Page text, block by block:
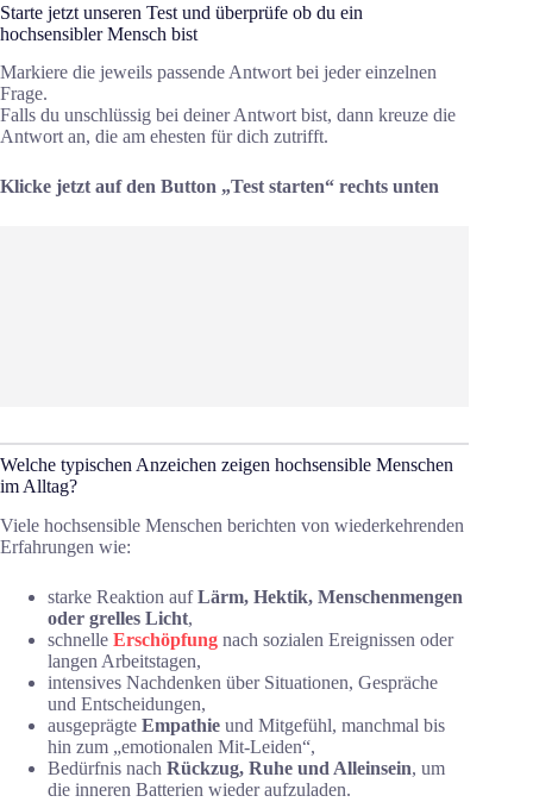
Starte jetzt unseren Test und überprüfe ob du ein
hochsensibler Mensch bist
Markiere die jeweils passende Antwort bei jeder einzelnen
Frage.
Falls du unschlüssig bei deiner Antwort bist, dann kreuze die
Antwort an, die am ehesten für dich zutrifft.
Klicke jetzt auf den Button „Test starten“ rechts unten
Welche typischen Anzeichen zeigen hochsensible Menschen
im Alltag?
Viele hochsensible Menschen berichten von wiederkehrenden
Erfahrungen wie:
starke Reaktion aufLärm, Hektik, Menschenmengen
oder grelles Licht,
schnelle Erschöpfung nach sozialen Ereignissen oder
langen Arbeitstagen,
intensives Nachdenken über Situationen, Gespräche
und Entscheidungen,
ausgeprägte Empathie und Mitgefühl, manchmal bis
hin zum „emotionalen Mit-Leiden“,
Bedürfnis nach Rückzug, Ruhe und Alleinsein, um
die inneren Batterien wieder aufzuladen.